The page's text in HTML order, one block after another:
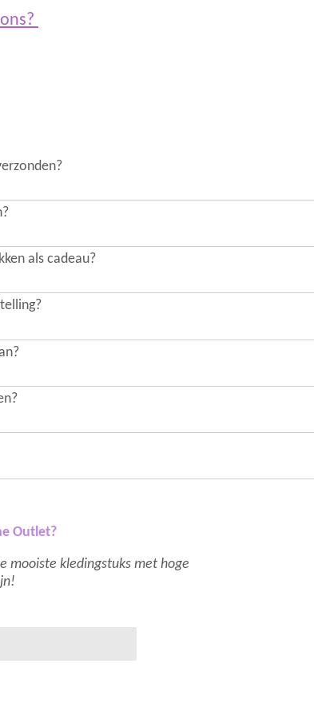
als cadeau?
Outlet?
mooiste kledingstuks met hoge